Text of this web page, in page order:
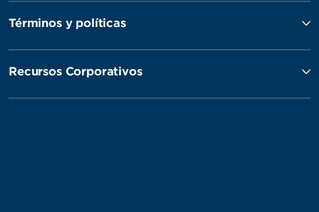
Términos y políticas
Recursos Corporativos